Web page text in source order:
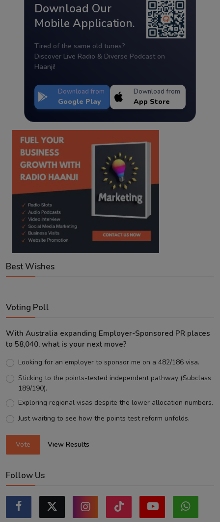
Download Our
Mobile Application.
Tired of the same old tunes?
Discover Live Radio & Diverse Podcast on
Haanji!
Download from
Google Play
Download from
App Store
Best Wishes
Voting Poll
With Australia expanding Employer-Sponsored PR places
to 58,040, what is your next move?
Looking for an employer to sponsor me on a 482/186 visa.
Sticking to the points-tested independent pathway (Subclass
189/190).
Exploring regional visas despite the lower allocation numbers.
Just waiting to see how the points test reform unfolds.
Vote View Results
Follow Us